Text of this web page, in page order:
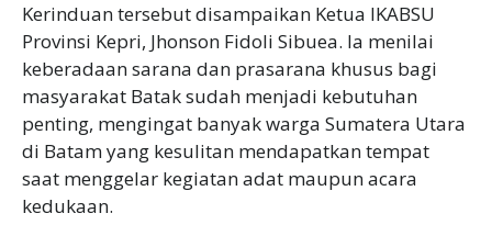
‎Kerinduan tersebut disampaikan Ketua IKABSU
Provinsi Kepri, Jhonson Fidoli Sibuea. Ia menilai
keberadaan sarana dan prasarana khusus bagi
masyarakat Batak sudah menjadi kebutuhan
penting, mengingat banyak warga Sumatera Utara
di Batam yang kesulitan mendapatkan tempat
saat menggelar kegiatan adat maupun acara
kedukaan.